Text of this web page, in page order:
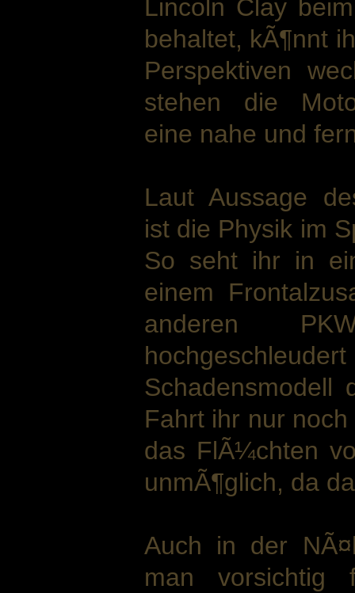
Lincoln Clay
behaltet, kÃ¶nnt
Perspektiven
stehen die
eine nahe und
Laut Aussage
ist die Physik im
So seht ihr in
einem
anderen
Schadensmodell
Fahrt ihr nur
das FlÃ¼chten
unmÃ¶glich, da
Auch in der
man vorsichtig